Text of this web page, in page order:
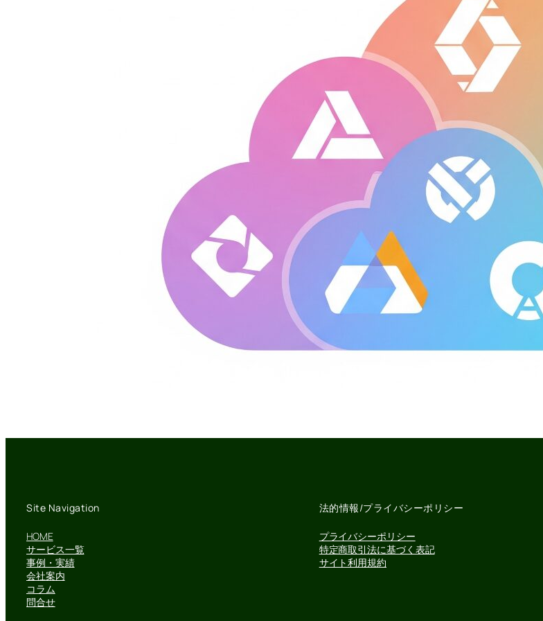
Site Navigation
HOME
サービス一覧
事例・実績
会社案内
コラム
問合せ
法的情報/プライバシーポリシー
プライバシーポリシー
特定商取引法に基づく表記
サイト利用規約